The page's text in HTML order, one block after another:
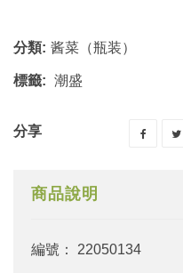
分類: 酱菜（瓶装）
標籤: 潮盛
分享
商品說明
編號： 22050134